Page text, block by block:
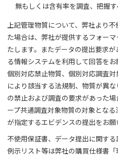
無もしくは含有率を調査、把握す
上記管理物質について、弊社より
た場合は、弊社が提供するフォー
たします。またデータの提出要求
る情報システムを利用して回答をお
個別対応禁止物質、個別対応調査
により該当する法規制、物質が異
の禁止および調査の要求があった
ープ共通調査対象物質の対象とな
が指定するエビデンスの提出をお願
不使用保証書、データ提出に関す
例示リスト等は弊社の購買仕様書